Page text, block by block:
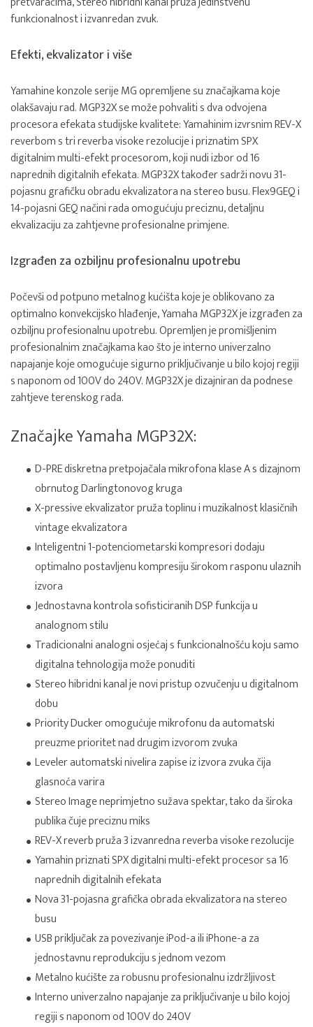
funkcionalnost i izvanredan zvuk.
Efekti, ekvalizator i više
Yamahine konzole serije MG opremljene su značajkama koje
olakšavaju rad. MGP32X se može pohvaliti s dva odvojena
procesora efekata studijske kvalitete: Yamahinim izvrsnim REV-X
reverbom s tri reverba visoke rezolucije i priznatim SPX
digitalnim multi-efekt procesorom, koji nudi izbor od 16
naprednih digitalnih efekata. MGP32X također sadrži novu 31-
pojasnu grafičku obradu ekvalizatora na stereo busu. Flex9GEQ i
14-pojasni GEQ načini rada omogućuju preciznu, detaljnu
ekvalizaciju za zahtjevne profesionalne primjene.
Izgrađen za ozbiljnu profesionalnu upotrebu
Počevši od potpuno metalnog kućišta koje je oblikovano za
optimalno konvekcijsko hlađenje, Yamaha MGP32X je izgrađen za
ozbiljnu profesionalnu upotrebu. Opremljen je promišljenim
profesionalnim značajkama kao što je interno univerzalno
napajanje koje omogućuje sigurno priključivanje u bilo kojoj regiji
s naponom od 100V do 240V. MGP32X je dizajniran da podnese
zahtjeve terenskog rada.
Značajke Yamaha MGP32X:
D-PRE diskretna pretpojačala mikrofona klase A s dizajnom
obrnutog Darlingtonovog kruga
X-pressive ekvalizator pruža toplinu i muzikalnost klasičnih
vintage ekvalizatora
Inteligentni 1-potenciometarski kompresori dodaju
optimalno postavljenu kompresiju širokom rasponu ulaznih
izvora
Jednostavna kontrola sofisticiranih DSP funkcija u
analognom stilu
Tradicionalni analogni osjećaj s funkcionalnošću koju samo
digitalna tehnologija može ponuditi
Stereo hibridni kanal je novi pristup ozvučenju u digitalnom
dobu
Priority Ducker omogućuje mikrofonu da automatski
preuzme prioritet nad drugim izvorom zvuka
Leveler automatski nivelira zapise iz izvora zvuka čija
glasnoća varira
Stereo Image neprimjetno sužava spektar, tako da široka
publika čuje preciznu miks
REV-X reverb pruža 3 izvanredna reverba visoke rezolucije
Yamahin priznati SPX digitalni multi-efekt procesor sa 16
naprednih digitalnih efekata
Nova 31-pojasna grafička obrada ekvalizatora na stereo
busu
USB priključak za povezivanje iPod-a ili iPhone-a za
jednostavnu reprodukciju s jednom vezom
Metalno kućište za robusnu profesionalnu izdržljivost
Interno univerzalno napajanje za priključivanje u bilo kojoj
regiji s naponom od 100V do 240V